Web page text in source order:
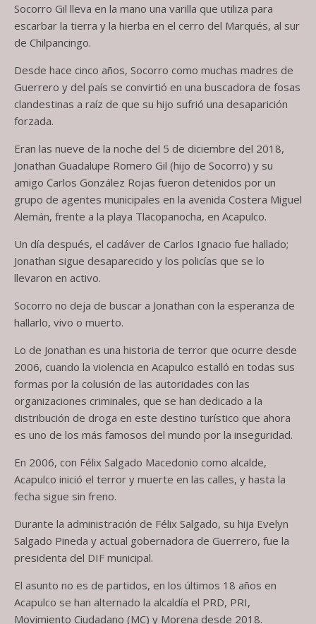
Socorro Gil lleva en la mano una varilla que utiliza para
escarbar la tierra y la hierba en el cerro del Marqués, al sur
de Chilpancingo.
Desde hace cinco años, Socorro como muchas madres de
Guerrero y del país se convirtió en una buscadora de fosas
clandestinas a raíz de que su hijo sufrió una desaparición
forzada.
Eran las nueve de la noche del 5 de diciembre del 2018,
Jonathan Guadalupe Romero Gil (hijo de Socorro) y su
amigo Carlos González Rojas fueron detenidos por un
grupo de agentes municipales en la avenida Costera Miguel
Alemán, frente a la playa Tlacopanocha, en Acapulco.
Un día después, el cadáver de Carlos Ignacio fue hallado;
Jonathan sigue desaparecido y los policías que se lo
llevaron en activo.
Socorro no deja de buscar a Jonathan con la esperanza de
hallarlo, vivo o muerto.
Lo de Jonathan es una historia de terror que ocurre desde
2006, cuando la violencia en Acapulco estalló en todas sus
formas por la colusión de las autoridades con las
organizaciones criminales, que se han dedicado a la
distribución de droga en este destino turístico que ahora
es uno de los más famosos del mundo por la inseguridad.
En 2006, con Félix Salgado Macedonio como alcalde,
Acapulco inició el terror y muerte en las calles, y hasta la
fecha sigue sin freno.
Durante la administración de Félix Salgado, su hija Evelyn
Salgado Pineda y actual gobernadora de Guerrero, fue la
presidenta del DIF municipal.
El asunto no es de partidos, en los últimos 18 años en
Acapulco se han alternado la alcaldía el PRD, PRI,
Movimiento Ciudadano (MC) y Morena desde 2018.